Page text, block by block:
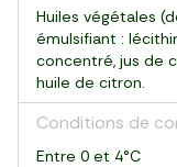
Huiles végétales
émulsifiant :
concentré, jus de
huile de citron.
Conditions de
Entre 0 et 4°C